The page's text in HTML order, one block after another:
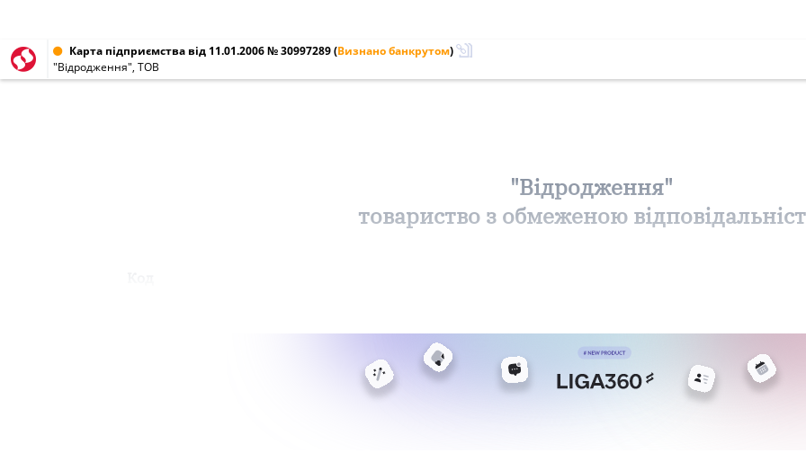
Карта підприємства від 11.01.2006 № 30997289(Визнано банкрутом)
"Відродження", ТОВ
"Відродження"
товариство з обмеженою